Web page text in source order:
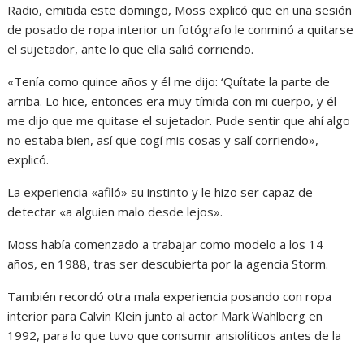
Radio, emitida este domingo, Moss explicó que en una sesión
de posado de ropa interior un fotógrafo le conminó a quitarse
el sujetador, ante lo que ella salió corriendo.
«Tenía como quince años y él me dijo: ‘Quítate la parte de
arriba. Lo hice, entonces era muy tímida con mi cuerpo, y él
me dijo que me quitase el sujetador. Pude sentir que ahí algo
no estaba bien, así que cogí mis cosas y salí corriendo»,
explicó.
La experiencia «afiló» su instinto y le hizo ser capaz de
detectar «a alguien malo desde lejos».
Moss había comenzado a trabajar como modelo a los 14
años, en 1988, tras ser descubierta por la agencia Storm.
También recordó otra mala experiencia posando con ropa
interior para Calvin Klein junto al actor Mark Wahlberg en
1992, para lo que tuvo que consumir ansiolíticos antes de la